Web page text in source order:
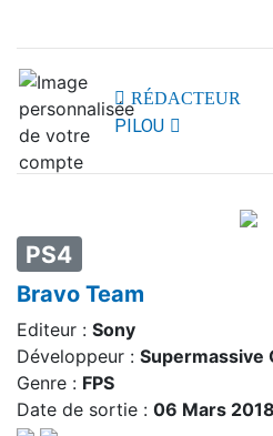
RÉDACTEUR
PILOU
PS4
Bravo Team
Editeur : Sony
Développeur : Supermassive
Genre : FPS
Date de sortie : 06 Mars 2018